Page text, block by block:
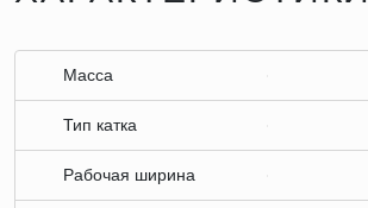
Масса
Тип катка
Рабочая ширина